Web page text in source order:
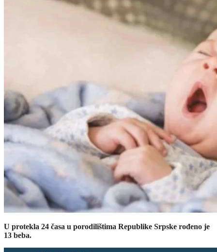
U protekla 24 časa u porodilištima Republike Srpske rođeno je
13 beba.